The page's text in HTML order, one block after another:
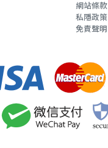
網站條款
私隱政策
免責聲明